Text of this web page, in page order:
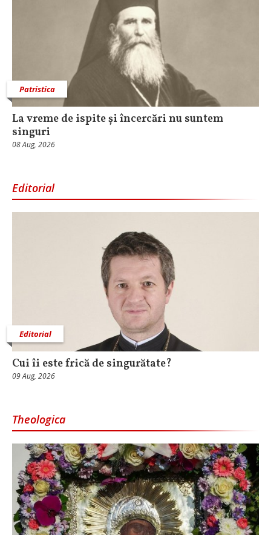
Patristica
La vreme de ispite și încercări nu suntem
singuri
08 Aug, 2026
Editorial
Editorial
Cui îi este frică de singurătate?
09 Aug, 2026
Theologica